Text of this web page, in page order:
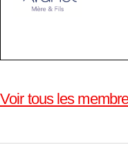
Voir tous les